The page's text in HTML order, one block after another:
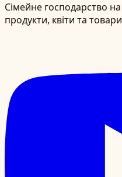
Сімейне господарство
продукти, квіти та